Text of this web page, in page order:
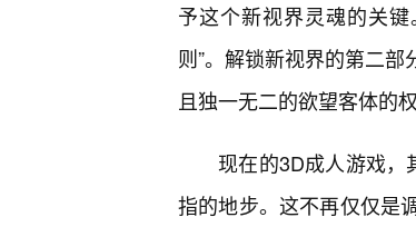
予这个新视界灵魂的关
则”。解锁新视界的第二
且独一无二的欲望客体的权
现在的3D成人游戏，
指的地步。这不再仅仅是